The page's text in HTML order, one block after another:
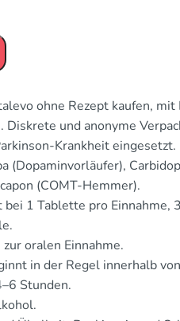
ohne Rezept kaufen,
und anonyme
Krankheit
(Dopaminvorläufer),
(COMT-Hemmer).
1 Tablette pro Einnahme,
oralen Einnahme.
in der Regel innerhalb
Stunden.